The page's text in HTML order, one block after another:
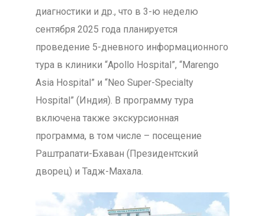
диагностики и др., что в 3-ю неделю
сентября 2025 года планируется
проведение 5-дневного информационного
тура в клиники “Apollo Hospital”, “Marengo
Asia Hospital” и “Neo Super-Specialty
Hospital” (Индия). В программу тура
включена также экскурсионная
программа, в том числе – посещение
Раштрапати-Бхаван (Президентский
дворец) и Тадж-Махала.